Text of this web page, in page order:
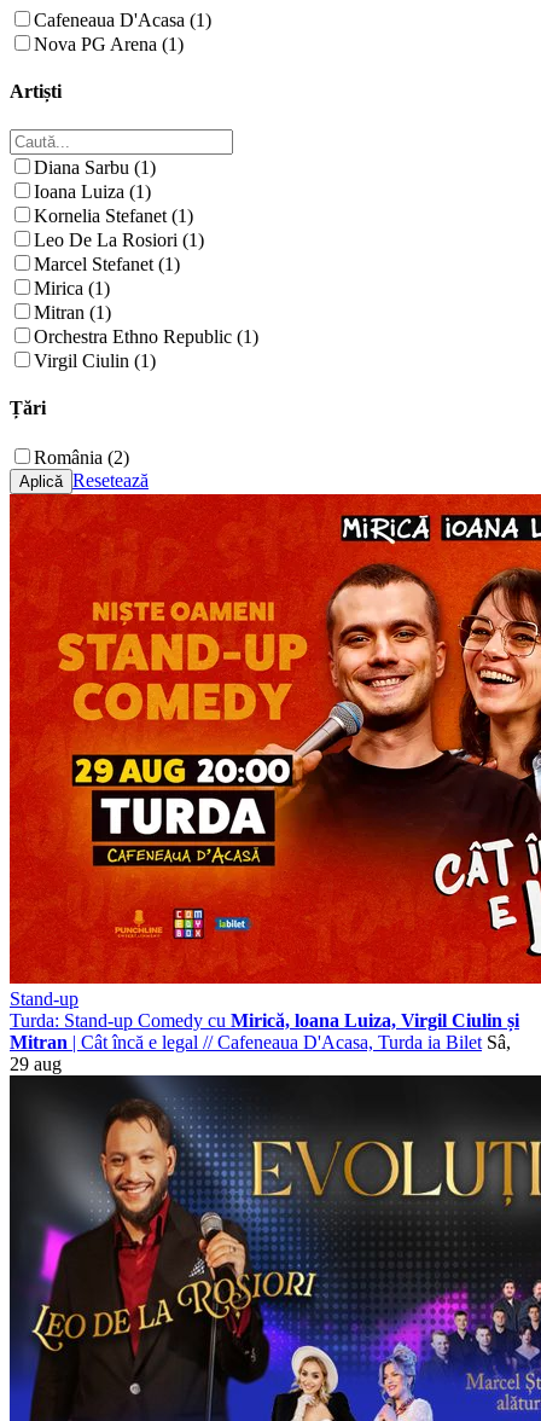
Cafeneaua D'Acasa (1)
Nova PG Arena (1)
Artiști
Diana Sarbu (1)
Ioana Luiza (1)
Kornelia Stefanet (1)
Leo De La Rosiori (1)
Marcel Stefanet (1)
Mirica (1)
Mitran (1)
Orchestra Ethno Republic (1)
Virgil Ciulin (1)
Țări
România (2)
Resetează
Stand-up
Turda: Stand-up Comedy cu Mirică, loana Luiza, Virgil Ciulin și
Mitran | Cât încă e legal //Cafeneaua D'Acasa, Turda ia Bilet Sâ,
29 aug